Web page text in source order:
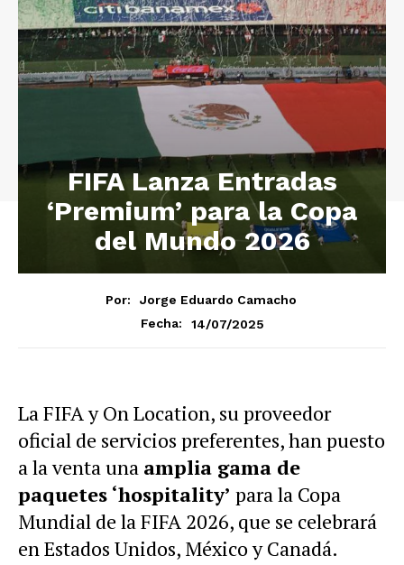
FIFA Lanza Entradas
‘Premium’ para la Copa
del Mundo 2026
Por:
Jorge Eduardo Camacho
Fecha:
14/07/2025
La FIFA y On Location, su proveedor
oficial de servicios preferentes, han puesto
a la venta una amplia gama de
paquetes ‘hospitality’ para la Copa
Mundial de la FIFA 2026, que se celebrará
en Estados Unidos, México y Canadá.